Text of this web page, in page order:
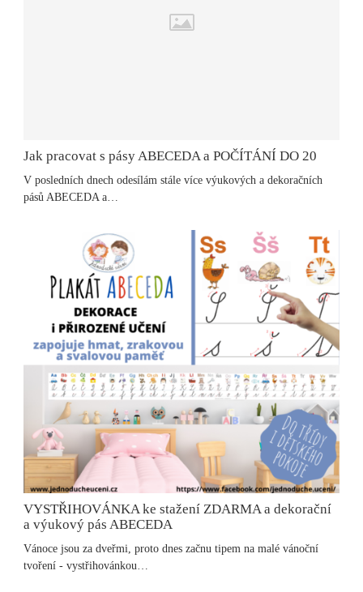
Jak pracovat s pásy ABECEDA a POČÍTÁNÍ DO 20
V posledních dnech odesílám stále více výukových a dekoračních
pásů ABECEDA a…
VYSTŘIHOVÁNKA ke stažení ZDARMA a dekorační
a výukový pás ABECEDA
Vánoce jsou za dveřmi, proto dnes začnu tipem na malé vánoční
tvoření - vystřihovánkou…